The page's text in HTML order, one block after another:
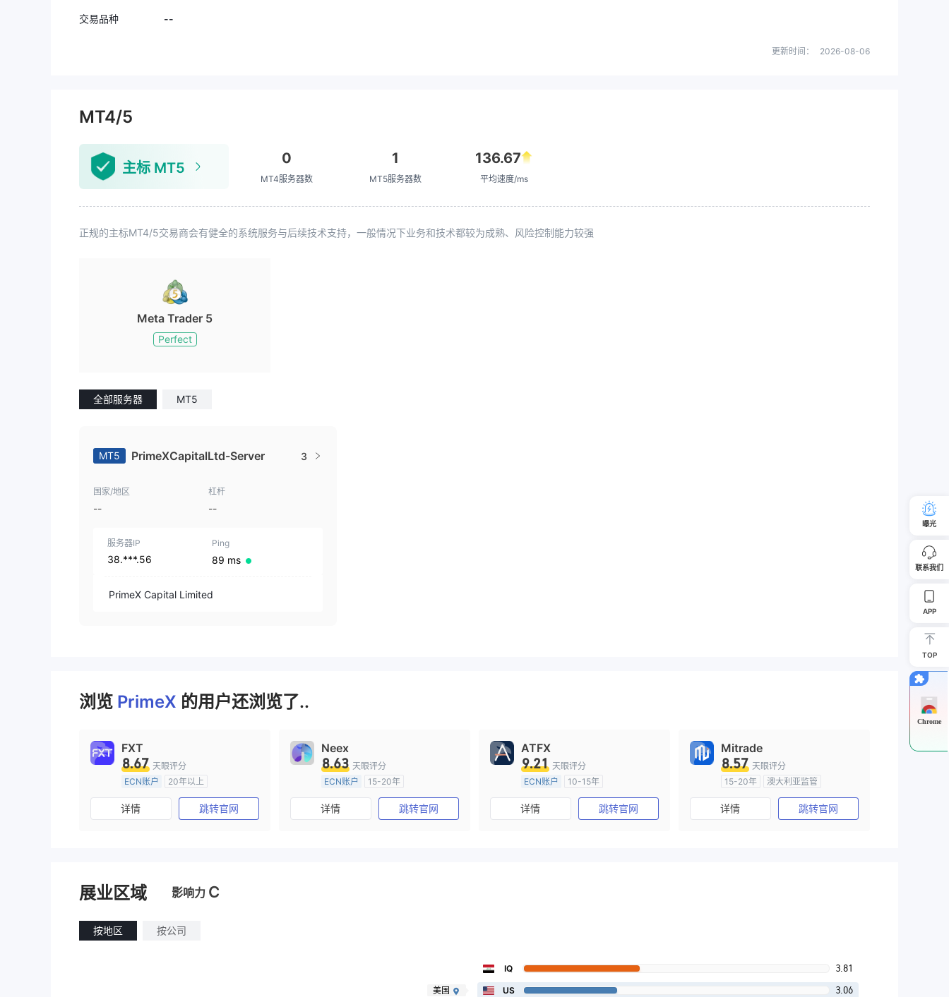
交易品种 --
更新时间： 2026-08-06
MT4/5
主标 MT5
0
MT4服务器数
1
MT5服务器数
136.67
平均速度/ms
正规的主标MT4/5交易商会有健全的系统服务与后续技术支持，一般情况下业务和技术都较为成熟、风险控制能力较强
Meta Trader 5
Perfect
全部服务器 MT5
MT5 PrimeXCapitalLtd-Server 3
国家/地区
--
杠杆
--
服务器IP
38.***.56
Ping
89 ms
PrimeX Capital Limited
浏览 PrimeX 的用户还浏览了..
FXT
8.67 天眼评分
ECN账户
20年以上
澳大利亚监管
全牌照 (MM)
主标MT4
详情 跳转官网
Neex
8.63 天眼评分
ECN账户
15-20年
澳大利亚监管
全牌照 (MM)
主标MT4
详情 跳转官网
ATFX
9.21 天眼评分
ECN账户
10-15年
澳大利亚监管
全牌照 (MM)
主标MT4
详情 跳转官网
Mitrade
8.57 天眼评分
15-20年
澳大利亚监管
全牌照 (MM)
自研
详情 跳转官网
展业区域 影响力 C
按地区 按公司
IQ 3.81
美国 US 3.06
曝光
联系我们
APP
TOP
Chrome